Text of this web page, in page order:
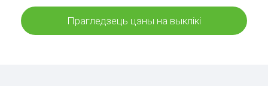
Прагледзець цэны на выклікі